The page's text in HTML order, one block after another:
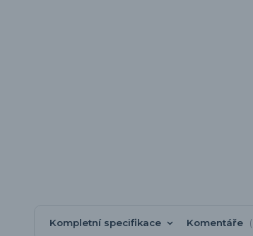
Kompletní specifikace Komentáře